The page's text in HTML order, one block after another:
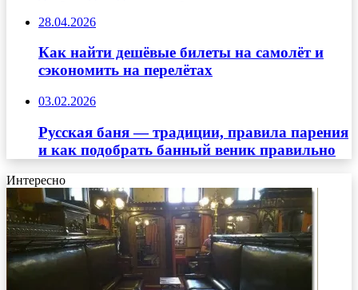
28.04.2026
Как найти дешёвые билеты на самолёт и
сэкономить на перелётах
03.02.2026
Русская баня — традиции, правила парения
и как подобрать банный веник правильно
Интересно